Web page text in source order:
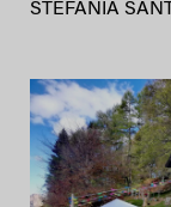
STEFANIA